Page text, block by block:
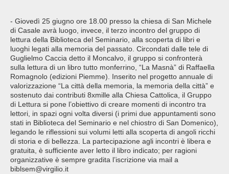
- Giovedì 25 giugno ore 18.00 presso la chiesa di San Michele
di Casale avrà luogo, invece, il terzo incontro del gruppo di
lettura della Biblioteca del Seminario, alla scoperta di libri e
luoghi legati alla memoria del passato. Circondati dalle tele di
Guglielmo Caccia detto il Moncalvo, il gruppo si confronterà
sulla lettura di un libro tutto monferrino, “La Masnà” di Raffaella
Romagnolo (edizioni Piemme). Inserito nel progetto annuale di
valorizzazione “La città della memoria, la memoria della città” e
sostenuto dai contributi 8xmille alla Chiesa Cattolica, il Gruppo
di Lettura si pone l’obiettivo di creare momenti di incontro tra
lettori, in spazi ogni volta diversi (i primi due appuntamenti sono
stati in Biblioteca del Seminario e nel chiostro di San Domenico),
legando le riflessioni sui volumi letti alla scoperta di angoli ricchi
di storia e di bellezza. La partecipazione agli incontri è libera e
gratuita, è sufficiente aver letto il libro indicato; per ragioni
organizzative è sempre gradita l’iscrizione via mail a
biblsem@virgilio.it